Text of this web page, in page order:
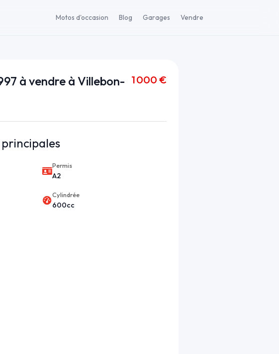
Motos d'occasion Blog Garages Vendre
à vendre à Villebon- 1 000 €
Permis
A2
Cylindrée
600cc